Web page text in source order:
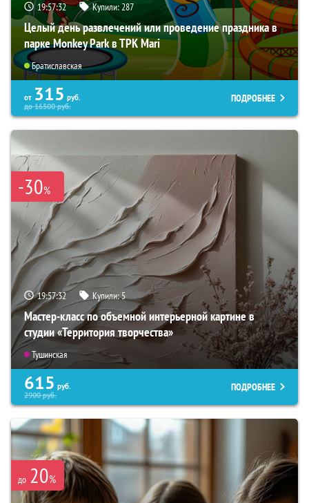
19:57:31 Купили:287
Целый день развлечений или проведение праздника в
парке Monkey Park в ТРК Mari
Братиславская
от 315 руб.
до16500руб.
ПОДРОБНЕЕ
-30%
19:57:31 Купили:5
Мастер-класс по объемной интерьерной картине в
студии «Территория творчества»
Тушинская
615 руб.
2900руб.
ПОДРОБНЕЕ
до 20%